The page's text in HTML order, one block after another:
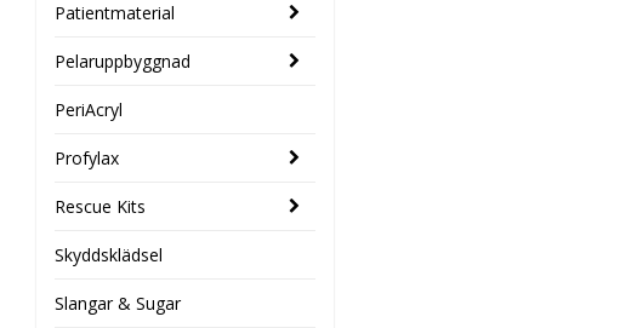
Patientmaterial
Pelaruppbyggnad
PeriAcryl
Profylax
Rescue Kits
Skyddsklädsel
Slangar & Sugar